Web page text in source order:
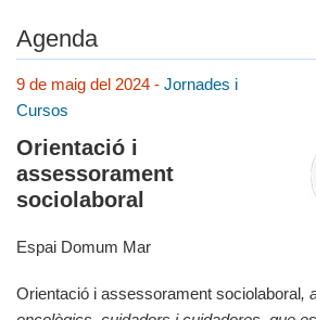
Agenda
9 de maig del 2024 - Jornades i
Cursos
Orientació i
assessorament
sociolaboral
Espai Domum Mar
Orientació i assessorament sociolaboral,